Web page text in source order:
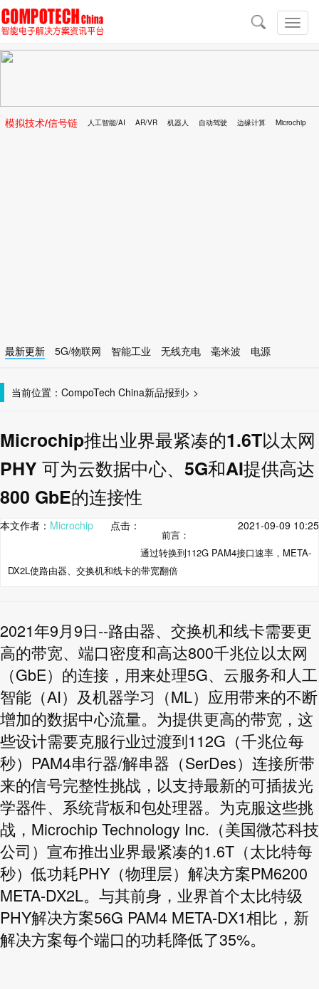
切
换
导
导
航
模拟技术/信号链 人工智能/AI AR/VR 机器人 自动驾驶 边缘计算 Microchip
最新更新 5G/物联网 智能工业 无线充电 毫米波
电源
当前位置： CompoTech China >
新品报到 >
Microchip推出业界最紧凑的1.6T以太网
PHY 可为云数据中心、5G和AI提供高达
800 GbE的连接性
本文作者： Microchip 点击： 2021-09-09 10:25
前言：
通过转换到112G PAM4接口速率，META-
DX2L使路由器、交换机和线卡的带宽翻倍
2021年9月9日--路由器、交换机和线卡需要更
高的带宽、端口密度和高达800千兆位以太网
（GbE）的连接，用来处理5G、云服务和人工
智能（AI）及机器学习（ML）应用带来的不断
增加的数据中心流量。为提供更高的带宽，这
些设计需要克服行业过渡到112G（千兆位每
秒）PAM4串行器/解串器（SerDes）连接所带
来的信号完整性挑战，以支持最新的可插拔光
学器件、系统背板和包处理器。为克服这些挑
战，Microchip Technology Inc.（美国微芯科技
公司）宣布推出业界最紧凑的1.6T（太比特每
秒）低功耗PHY（物理层）解决方案PM6200
META-DX2L。与其前身，业界首个太比特级
PHY解决方案56G PAM4 META-DX1相比，新
解决方案每个端口的功耗降低了35%。